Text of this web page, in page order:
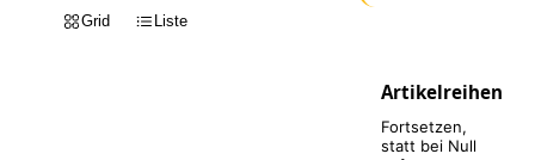
Grid Liste
Artikelreihen
Fortsetzen,
statt bei Null